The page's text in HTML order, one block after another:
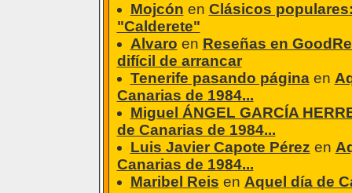
Mojcón en Clásicos
"Calderete"
Alvaro en Reseñas en
difícil de arrancar
Tenerife pasando páginaen
Canarias de 1984...
Miguel ÁNGEL GARCÍA
de Canarias de 1984...
Luis Javier Capote Pérez en
Canarias de 1984...
Maribel Reis en Aquel día de